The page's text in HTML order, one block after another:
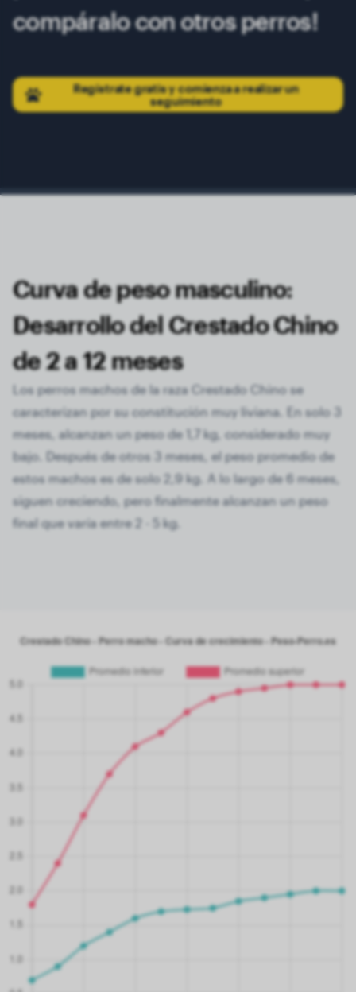
compáralo con otros perros!
Regístrate gratis y comienza a realizar un
seguimiento
Curva de peso masculino:
Desarrollo del Crestado Chino
de 2 a 12 meses
Los perros machos de la raza Crestado Chino se
caracterizan por su constitución muy liviana. En solo 3
meses, alcanzan un peso de 1,7 kg, considerado muy
bajo. Después de otros 3 meses, el peso promedio de
estos machos es de solo 2,9 kg. A lo largo de 6 meses,
siguen creciendo, pero finalmente alcanzan un peso
final que varía entre 2 - 5 kg.